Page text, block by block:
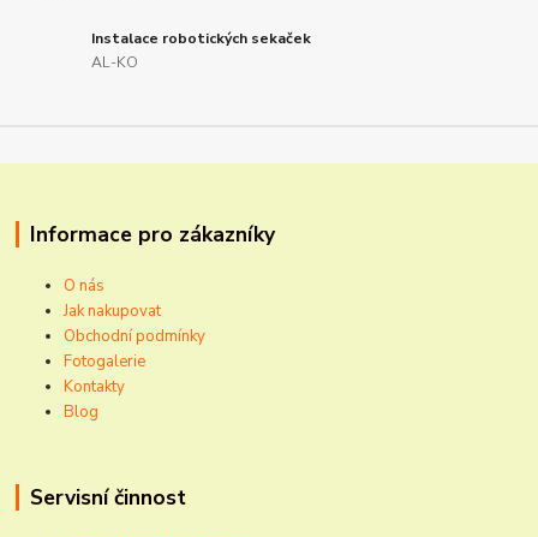
Instalace robotických sekaček
AL-KO
Informace pro zákazníky
O nás
Jak nakupovat
Obchodní podmínky
Fotogalerie
Kontakty
Blog
Servisní činnost